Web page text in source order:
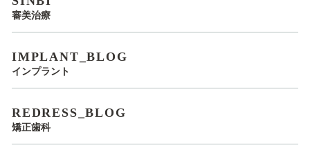
審美治療
IMPLANT_BLOG
インプラント
REDRESS_BLOG
矯正歯科